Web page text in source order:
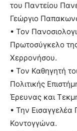
του Παντείου
Γεώργιο
• Τον
Πρωτοσύγκελο
Χερρονήσου.
• Τον Καθηγητή
Πολιτικής
Έρευνας και
• Την
Κοντογγώνα.